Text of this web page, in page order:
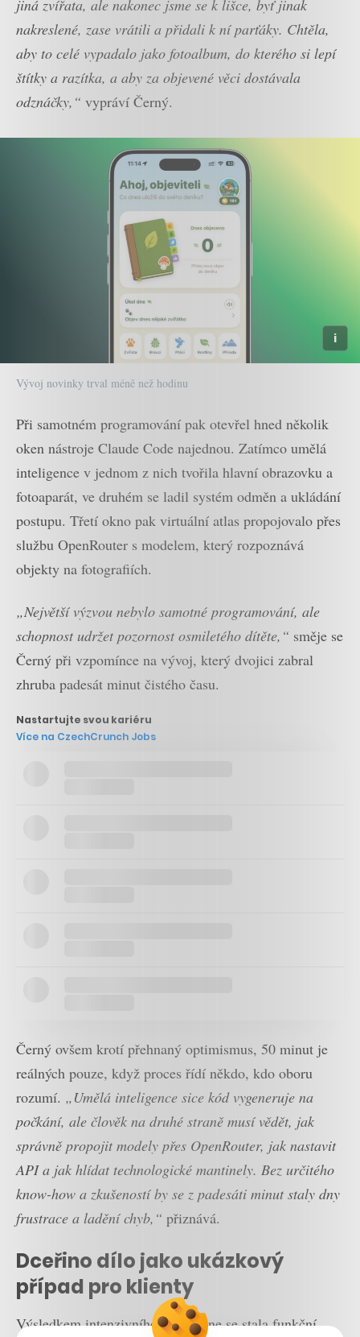
jiná zvířata, ale nakonec jsme se k lišce, byť jinak
nakreslené, zase vrátili a přidali k ní parťáky. Chtěla,
aby to celé vypadalo jako fotoalbum, do kterého si lepí
štítky a razítka, a aby za objevené věci dostávala
odznáčky,“ vypráví Černý.
Vývoj novinky trval méně než hodinu
Při samotném programování pak otevřel hned několik
oken nástroje Claude Code najednou. Zatímco umělá
inteligence v jednom z nich tvořila hlavní obrazovku a
fotoaparát, ve druhém se ladil systém odměn a ukládání
postupu. Třetí okno pak virtuální atlas propojovalo přes
službu OpenRouter s modelem, který rozpoznává
objekty na fotografiích.
„Největší výzvou nebylo samotné programování, ale
schopnost udržet pozornost osmiletého dítěte,“ směje se
Černý při vzpomínce na vývoj, který dvojici zabral
zhruba padesát minut čistého času.
Nastartujte svou kariéru
Více na CzechCrunch Jobs
Černý ovšem krotí přehnaný optimismus, 50 minut je
reálných pouze, když proces řídí někdo, kdo oboru
rozumí. „Umělá inteligence sice kód vygeneruje na
počkání, ale člověk na druhé straně musí vědět, jak
správně propojit modely přes OpenRouter, jak nastavit
API a jak hlídat technologické mantinely. Bez určitého
know-how a zkušeností by se z padesáti minut staly dny
frustrace a ladění chyb,“ přiznává.
Dceřino dílo jako ukázkový
případ pro klienty
Výsledkem intenzivního odpoledne se stala funkční